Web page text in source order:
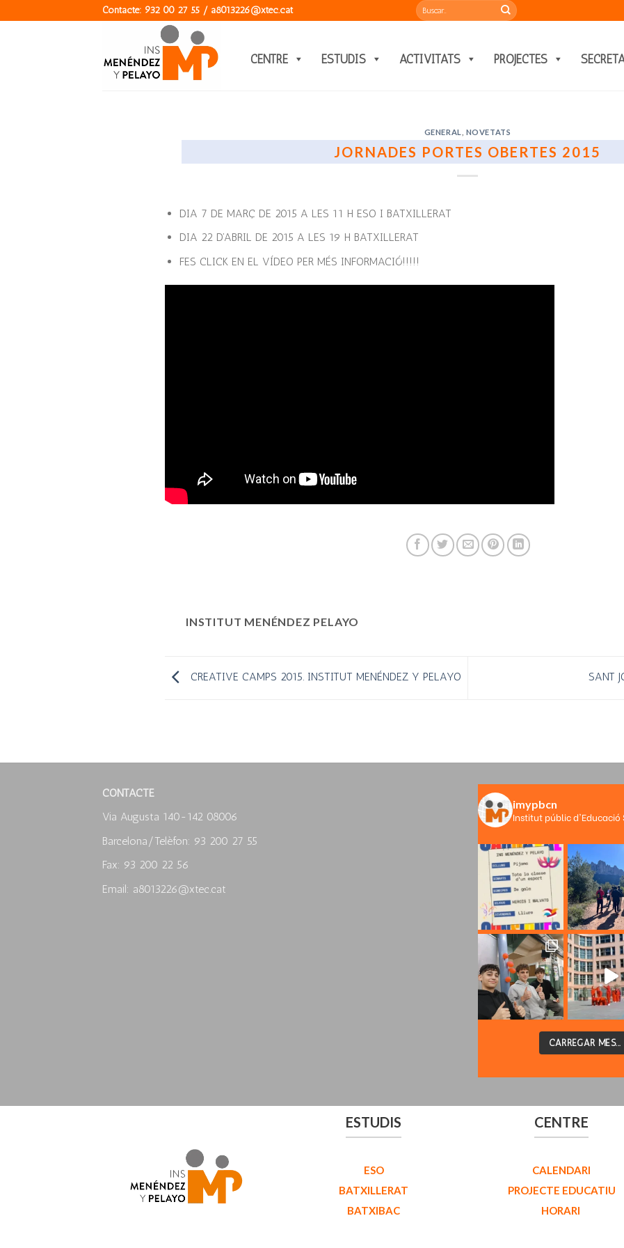
to
Contacte: 932 00 27 55 / a8013226@xtec.cat
CENTRE ESTUDIS ACTIVITATS PROJECTES
GENERAL NOVETATS
JORNADES PORTES OBERTES 2015
DIA 7 DE MARÇ DE 2015 A LES 11 H ESO I BATXILLERAT
DIA 22 D’ABRIL DE 2015 A LES 19 H BATXILLERAT
FES CLICK EN EL VÍDEO PER MÉS INFORMACIÓ!!!!!
INSTITUT MENÉNDEZ PELAYO
CREATIVE CAMPS 2015. INSTITUT MENÉNDEZ Y PELAYO SANT
CONTACTE
Via Augusta 140-142 08006
Barcelona/Telèfon: 93 200 27 55
Fax: 93 200 22 56
Email: a8013226@xtec.cat
imypbcn
Institut públic
CARREGAR MÉS...
ESTUDIS
ESO
BATXILLERAT
BATXIBAC
CENTRE
CALENDARI
PROJECTE EDUCATIU
HORARI